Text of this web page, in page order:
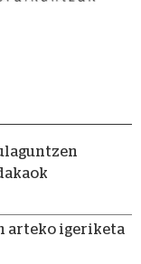
arteko igeriketa